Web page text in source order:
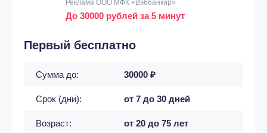
Реклама ООО МФК «Вэббанкир»
До 30000 рублей за 5 минут
Первый бесплатно
Сумма до: 30000 ₽
Срок (дни): от 7 до 30 дней
Возраст: от 20 до 75 лет